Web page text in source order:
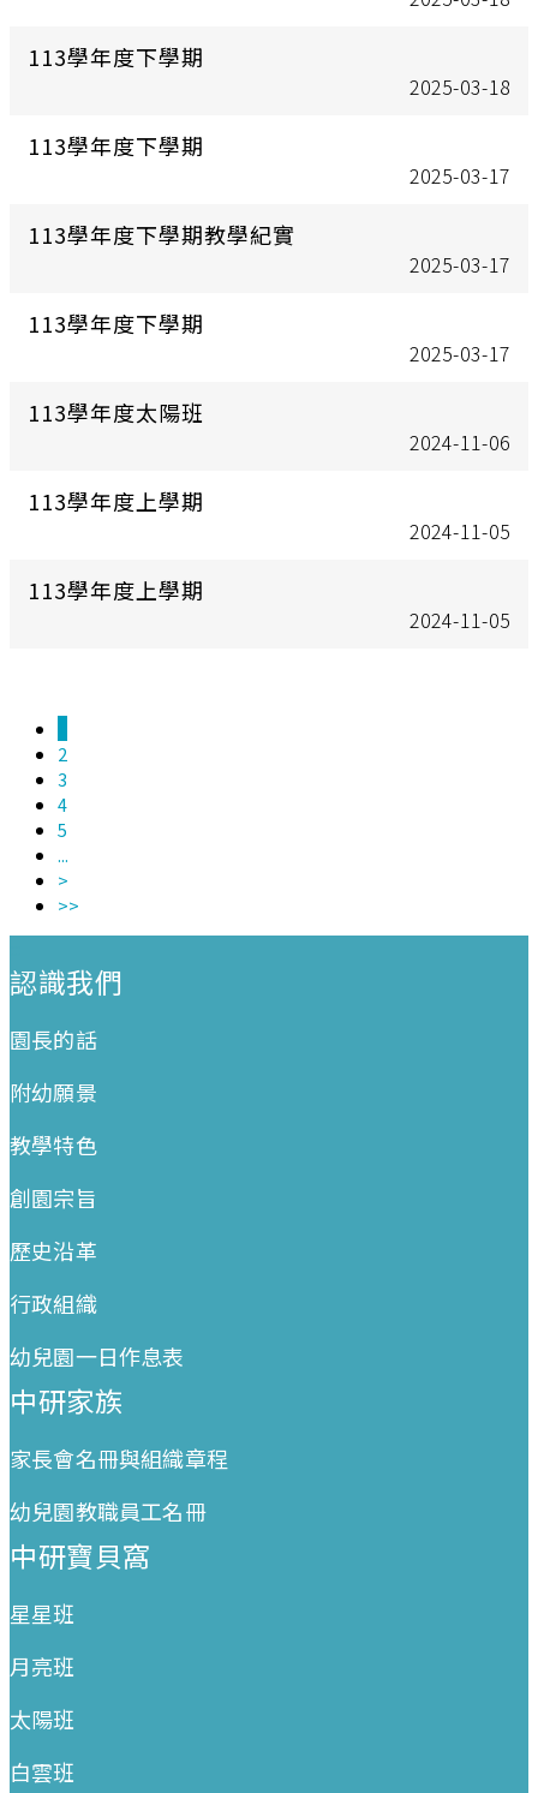
113學年度下學期
2025-03-18
113學年度下學期
2025-03-17
113學年度下學期教學紀實
2025-03-17
113學年度下學期
2025-03-17
113學年度太陽班
2024-11-06
113學年度上學期
2024-11-05
113學年度上學期
2024-11-05
2
3
4
5
...
>
>>
認識我們
園長的話
附幼願景
教學特色
創園宗旨
歷史沿革
行政組織
幼兒園一日作息表
中研家族
家長會名冊與組織章程
幼兒園教職員工名冊
中研寶貝窩
星星班
月亮班
太陽班
白雲班